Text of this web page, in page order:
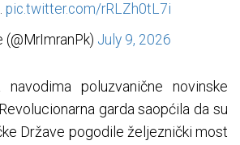
pic.twitter.com/rRLZh0tL7i
July 9, 2026
poluzvanične novinske
garda saopćila da su
Države pogodile željeznički most